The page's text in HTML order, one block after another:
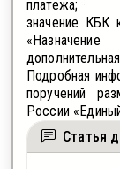
платежа; · в
значение
Подробная
поручений
России
Статья